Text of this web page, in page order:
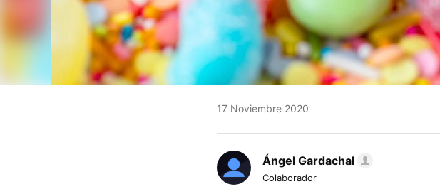
17 Noviembre 2020
Ángel Gardachal
Colaborador